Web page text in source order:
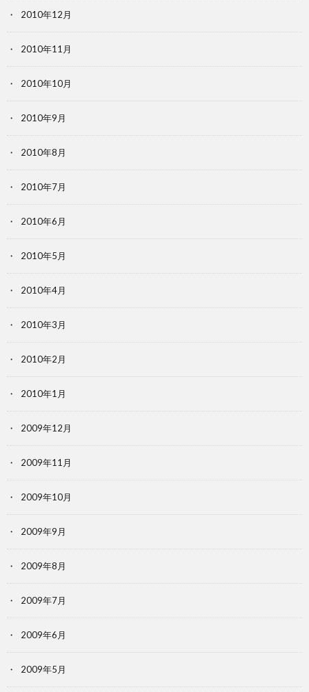
2010年12月
2010年11月
2010年10月
2010年9月
2010年8月
2010年7月
2010年6月
2010年5月
2010年4月
2010年3月
2010年2月
2010年1月
2009年12月
2009年11月
2009年10月
2009年9月
2009年8月
2009年7月
2009年6月
2009年5月